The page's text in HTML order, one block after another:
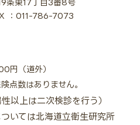
：011-786-7073
円（道外）
点数はありません。
以上は二次検診を行う）
いては北海道立衛生研究所